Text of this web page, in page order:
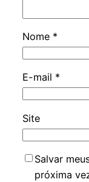
Nome *
E-mail *
Site
Salvar
próxima